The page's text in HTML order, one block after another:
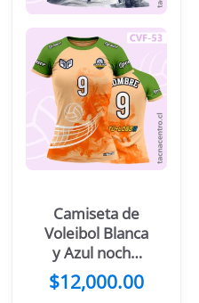
Camiseta de
Voleibol Blanca
y Azul noche
con diseño de
dragon
$12,000.00